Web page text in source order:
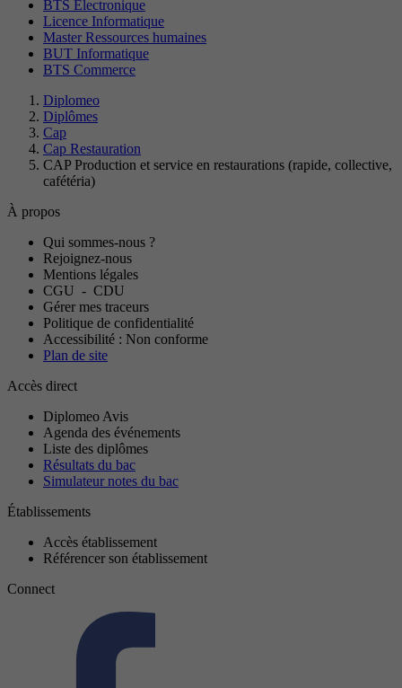
BTS Electronique
Licence Informatique
Master Ressources humaines
BUT Informatique
BTS Commerce
Diplomeo
Diplômes
Cap
Cap Restauration
CAP Production et service en restaurations (rapide, collective,
cafétéria)
À propos
Qui sommes-nous ?
Rejoignez-nous
Mentions légales
CGU - CDU
Gérer mes traceurs
Politique de confidentialité
Accessibilité : Non conforme
Plan de site
Accès direct
Diplomeo Avis
Agenda des événements
Liste des diplômes
Résultats du bac
Simulateur notes du bac
Établissements
Accès établissement
Référencer son établissement
Connect